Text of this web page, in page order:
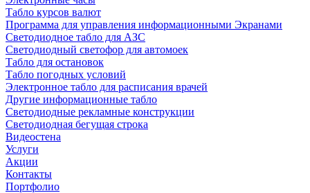
Табло курсов валют
Программа для управления информационными Экранами
Светодиодное табло для АЗС
Светодиодный светофор для автомоек
Табло для остановок
Табло погодных условий
Электронное табло для расписания врачей
Другие информационные табло
Светодиодные рекламные конструкции
Светодиодная бегущая строка
Видеостена
Услуги
Акции
Контакты
Портфолио